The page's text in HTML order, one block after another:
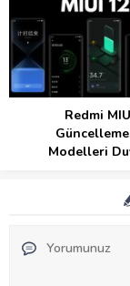
Redmi
Modelleri